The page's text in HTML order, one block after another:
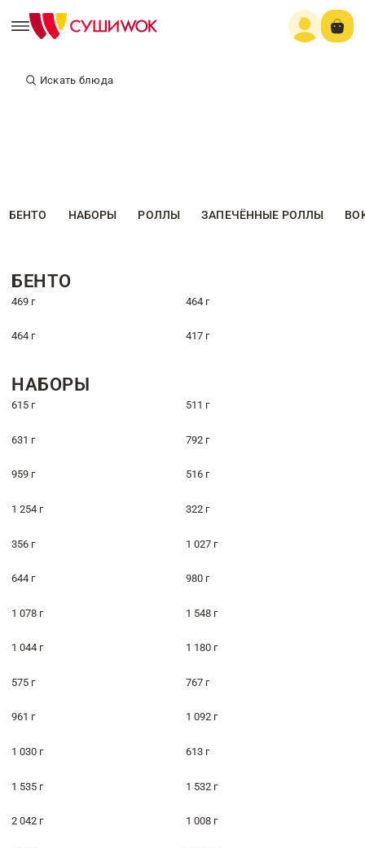
Искать блюда
БЕНТО НАБОРЫ РОЛЛЫ ЗАПЕЧЁННЫЕ РОЛЛЫ
БЕНТО
469 г 464 г
464 г 417 г
НАБОРЫ
615 г 511 г
631 г 792 г
959 г 516 г
1 254 г 322 г
356 г 1 027 г
644 г 980 г
1 078 г 1 548 г
1 044 г 1 180 г
575 г 767 г
961 г 1 092 г
1 030 г 613 г
1 535 г 1 532 г
2 042 г 1 008 г